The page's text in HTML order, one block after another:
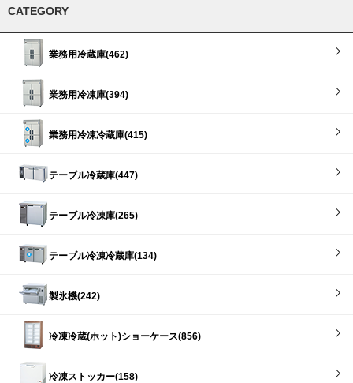
CATEGORY
業務用冷蔵庫(462)
業務用冷凍庫(394)
業務用冷凍冷蔵庫(415)
テーブル冷蔵庫(447)
テーブル冷凍庫(265)
テーブル冷凍冷蔵庫(134)
製氷機(242)
冷凍冷蔵(ホット)ショーケース(856)
冷凍ストッカー(158)